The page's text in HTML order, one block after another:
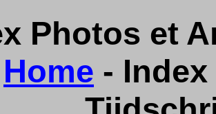
Photos et
Home -